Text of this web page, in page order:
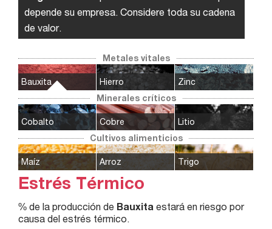
depende su empresa. Considere toda su cadena
de valor.
Metales vitales
Bauxita Hierro
Zinc
Minerales críticos
Cobalto Cobre
Litio
Cultivos alimenticios
Maíz Arroz Trigo
Estrés Térmico
% de la producción de Bauxita estará en riesgo por
causa del estrés térmico.